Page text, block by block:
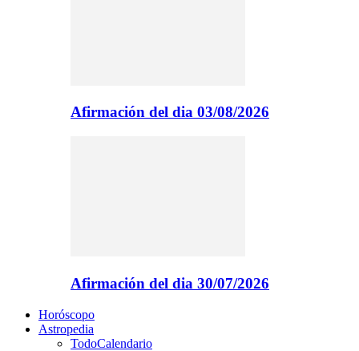
Afirmación del dia 03/08/2026
Afirmación del dia 30/07/2026
Horóscopo
Astropedia
TodoCalendario